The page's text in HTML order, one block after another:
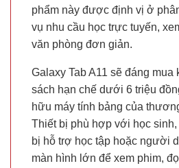
phẩm này được định vị ở
vụ nhu cầu học trực tuyến,
văn phòng đơn giản.
Galaxy Tab A11 sẽ đáng mua
sách hạn chế dưới 6 triệu
hữu máy tính bảng của
Thiết bị phù hợp với học
bị hỗ trợ học tập hoặc người
màn hình lớn để xem phim,